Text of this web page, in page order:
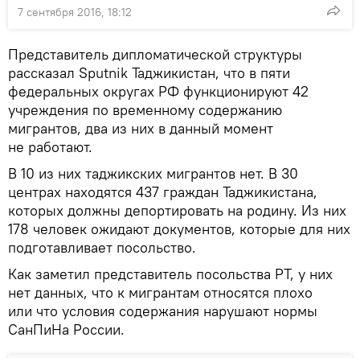
7 сентября 2016, 18:12
Представитель дипломатической структуры
рассказал Sputnik Таджикистан, что в пяти
федеральных округах РФ функционируют 42
учреждения по временному содержанию
мигрантов, два из них в данный момент
не работают.
В 10 из них таджикских мигрантов нет. В 30
центрах находятся 437 граждан Таджикистана,
которых должны депортировать на родину. Из них
178 человек ожидают документов, которые для них
подготавливает посольство.
Как заметил представитель посольства РТ, у них
нет данных, что к мигрантам относятся плохо
или что условия содержания нарушают нормы
СанПиНа России.